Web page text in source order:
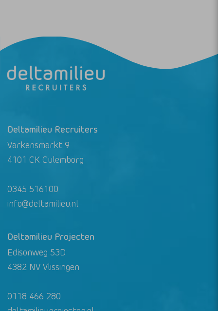
Deltamilieu Recruiters
Varkensmarkt 9
4101 CK Culemborg
0345 516100
info@deltamilieu.nl
Deltamilieu Projecten
Edisonweg 53D
4382 NV Vlissingen
0118 466 280